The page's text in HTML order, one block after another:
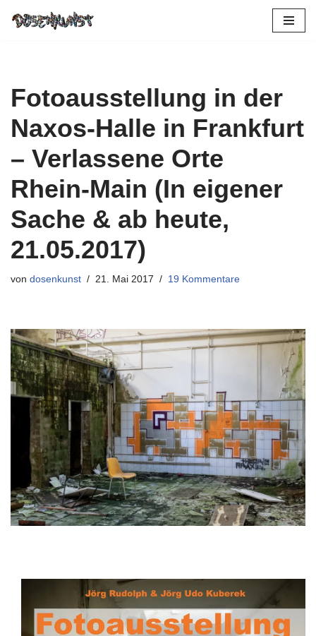
Fotoausstellung in der
Naxos-Halle in Frankfurt
– Verlassene Orte
Rhein-Main (In eigener
Sache & ab heute,
21.05.2017)
von dosenkunst 21. Mai 2017 19 Kommentare